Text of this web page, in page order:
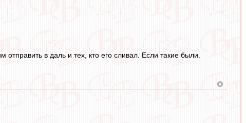
в даль и тех, кто его сливал. Если такие были.